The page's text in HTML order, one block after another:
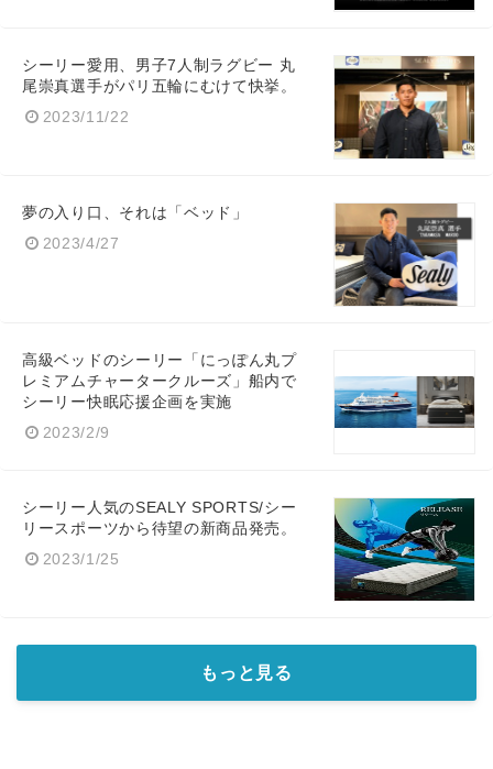
シーリー愛用、男子7人制ラグビー 丸
尾崇真選手がパリ五輪にむけて快挙。
2023/11/22
夢の入り口、それは「ベッド」
2023/4/27
高級ベッドのシーリー「にっぽん丸プ
レミアムチャータークルーズ」船内で
シーリー快眠応援企画を実施
2023/2/9
シーリー人気のSEALY SPORTS/シー
リースポーツから待望の新商品発売。
2023/1/25
もっと見る